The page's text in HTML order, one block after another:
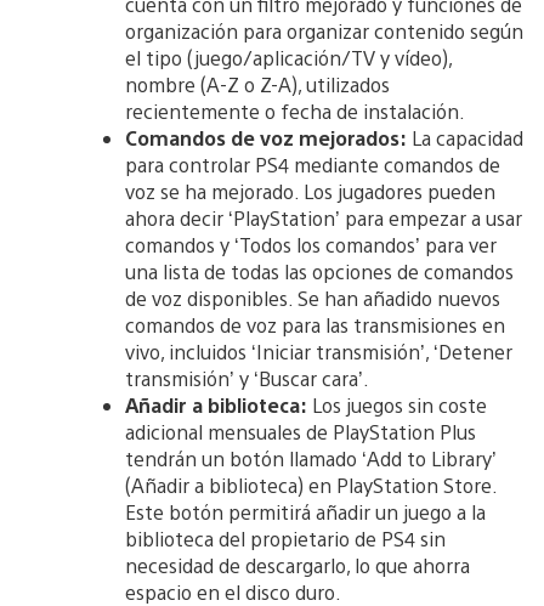
organización para organizar contenido según
el tipo (juego/aplicación/TV y vídeo),
nombre (A-Z o Z-A), utilizados
recientemente o fecha de instalación.
Comandos de voz mejorados: La capacidad
para controlar PS4 mediante comandos de
voz se ha mejorado. Los jugadores pueden
ahora decir ‘PlayStation’ para empezar a usar
comandos y ‘Todos los comandos’ para ver
una lista de todas las opciones de comandos
de voz disponibles. Se han añadido nuevos
comandos de voz para las transmisiones en
vivo, incluidos ‘Iniciar transmisión’, ‘Detener
transmisión’ y ‘Buscar cara’.
Añadir a biblioteca: Los juegos sin coste
adicional mensuales de PlayStation Plus
tendrán un botón llamado ‘Add to Library’
(Añadir a biblioteca) en PlayStation Store.
Este botón permitirá añadir un juego a la
biblioteca del propietario de PS4 sin
necesidad de descargarlo, lo que ahorra
espacio en el disco duro.